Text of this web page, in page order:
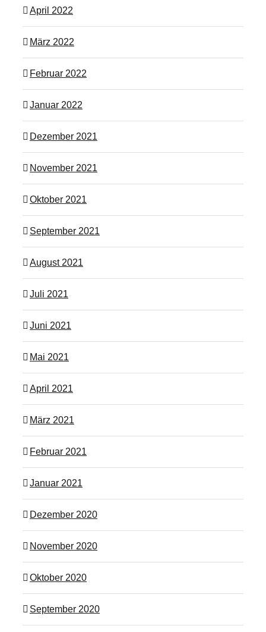
April 2022
März 2022
Februar 2022
Januar 2022
Dezember 2021
November 2021
Oktober 2021
September 2021
August 2021
Juli 2021
Juni 2021
Mai 2021
April 2021
März 2021
Februar 2021
Januar 2021
Dezember 2020
November 2020
Oktober 2020
September 2020